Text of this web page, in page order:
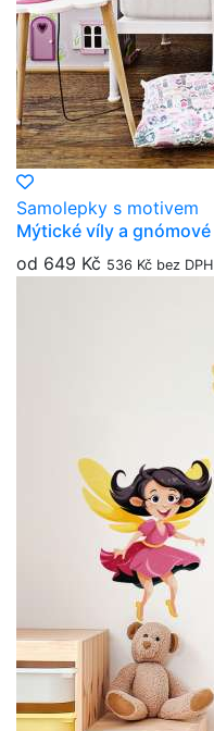
Samolepky s motivem
Mýtické víly a gnómové
od 649 Kč 536 Kč bez DPH